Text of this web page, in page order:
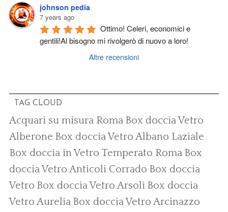
johnson pedia
7 years ago
Ottimo! Celeri, economici e
gentili!Al bisogno mi rivolgerò di nuovo a loro!
Altre recensioni
TAG CLOUD
Acquari su misura Roma Box doccia Vetro
Alberone Box doccia Vetro Albano Laziale
Box doccia in Vetro Temperato Roma Box
doccia Vetro Anticoli Corrado Box doccia
Vetro Box doccia Vetro Arsoli Box doccia
Vetro Aurelia Box doccia Vetro Arcinazzo